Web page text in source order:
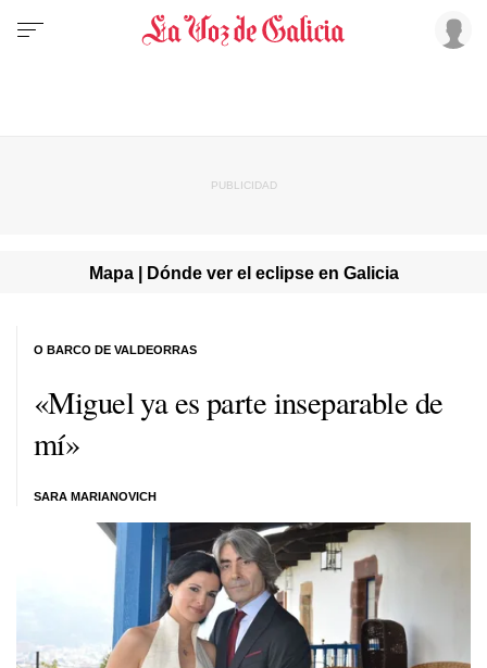
Mapa | Dónde ver el eclipse en Galicia
«Miguel ya es parte inseparable de
mí»
SARA MARIANOVICH
O BARCO DE VALDEORRAS